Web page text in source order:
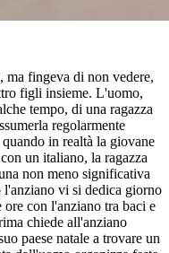
ma fingeva di non vedere,
figli insieme. L'uomo,
tempo, di una ragazza
regolarmente
in realtà la giovane
un italiano, la ragazza
non meno significativa
l'anziano vi si dedica giorno
ore con l'anziano tra baci e
chiede all'anziano
paese natale a trovare un